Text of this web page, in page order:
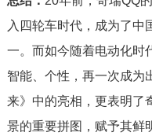
入四轮车时代，成为了中
一。而如今随着电动化时
智能、个性，再一次成为
来》中的亮相，更表明了
景的重要拼图，赋予其鲜